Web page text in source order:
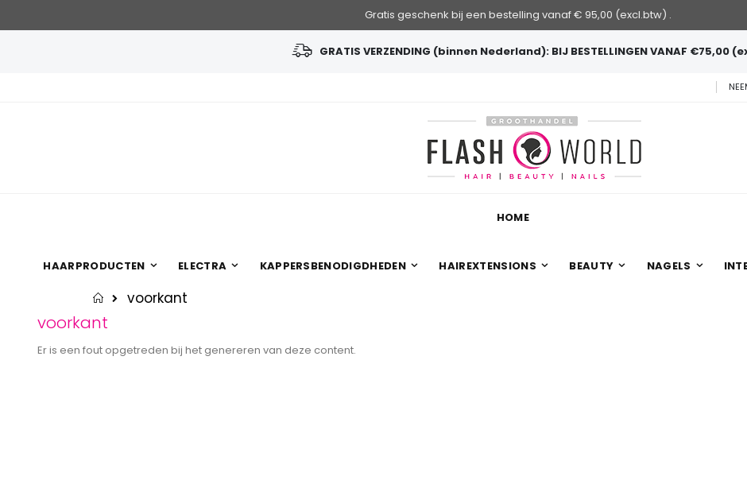
Gratis geschenk bij een bestelling vanaf € 95,00 (excl.btw) .
GRATIS VERZENDING (binnen Nederland): BIJ BESTELLINGEN VANAF €75,00
HOME
HAARPRODUCTEN ELECTRA KAPPERSBENODIGDHEDEN HAIREXTENSIONS BEAUTY NAGELS
Home
voorkant
voorkant
Er is een fout opgetreden bij het genereren van deze content.